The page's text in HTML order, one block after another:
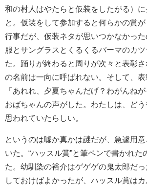
和の村人はやたらと仮装をしたがる）に
と。仮装をして参加すると何らかの賞
行事だが、仮装ネタが思いつかなかっ
服とサングラスとくるくるパーマのカ
た。踊りが終わると周りが次々と表彰
の名前は一向に呼ばれない。そして、表
「あれれ、夕夏ちゃんだげ？わがんね
おばちゃんの声がした。わたしは、ど
思われていたらしい。
というのは嘘か真かは謎だが、急遽用
いた。“ハッスル賞”と筆ペンで書かれた
た。幼馴染の裕介はゲゲゲの鬼太郎だ
しておけばよかったが、ハッスル賞は